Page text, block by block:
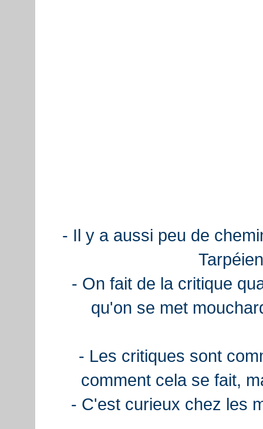
- Il y a aussi peu de
- On fait de la critique
qu'on se met
- Les critiques sont
comment cela se fait,
- C'est curieux chez les